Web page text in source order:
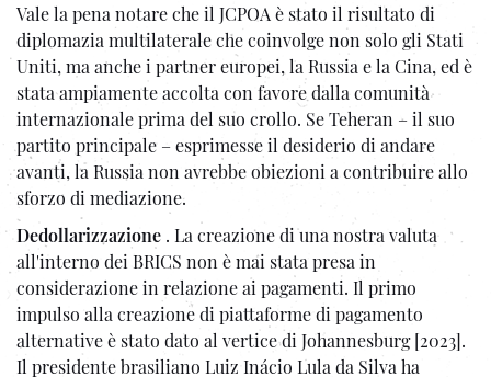
Vale la pena notare che il JCPOA è stato il risultato di
diplomazia multilaterale che coinvolge non solo gli Stati
Uniti, ma anche i partner europei, la Russia e la Cina, ed è
stata ampiamente accolta con favore dalla comunità
internazionale prima del suo crollo. Se Teheran – il suo
partito principale – esprimesse il desiderio di andare
avanti, la Russia non avrebbe obiezioni a contribuire allo
sforzo di mediazione.
Dedollarizzazione . La creazione di una nostra valuta
all'interno dei BRICS non è mai stata presa in
considerazione in relazione ai pagamenti. Il primo
impulso alla creazione di piattaforme di pagamento
alternative è stato dato al vertice di Johannesburg [2023].
Il presidente brasiliano Luiz Inácio Lula da Silva ha